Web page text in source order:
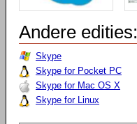
Andere edities:
Skype
Skype for Pocket PC
Skype for Mac OS X
Skype for Linux